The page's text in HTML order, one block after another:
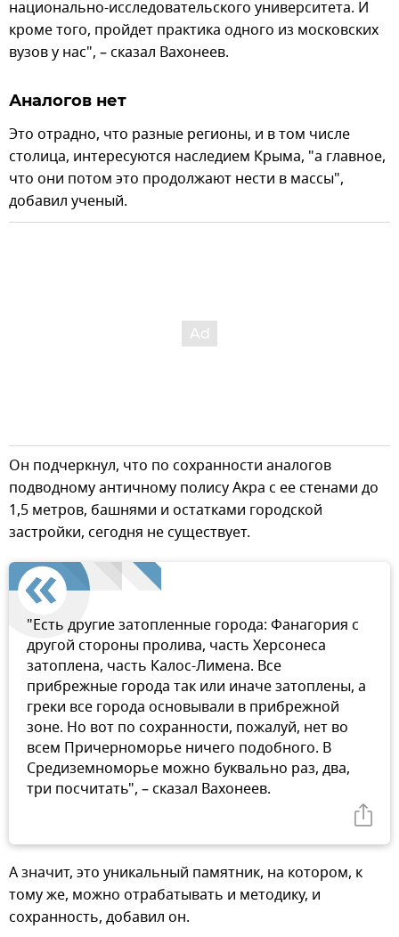
национально-исследовательского университета. И
кроме того, пройдет практика одного из московских
вузов у нас", – сказал Вахонеев.
Аналогов нет
Это отрадно, что разные регионы, и в том числе
столица, интересуются наследием Крыма, "а главное,
что они потом это продолжают нести в массы",
добавил ученый.
Он подчеркнул, что по сохранности аналогов
подводному античному полису Акра с ее стенами до
1,5 метров, башнями и остатками городской
застройки, сегодня не существует.
"Есть другие затопленные города: Фанагория с
другой стороны пролива, часть Херсонеса
затоплена, часть Калос-Лимена. Все
прибрежные города так или иначе затоплены, а
греки все города основывали в прибрежной
зоне. Но вот по сохранности, пожалуй, нет во
всем Причерноморье ничего подобного. В
Средиземноморье можно буквально раз, два,
три посчитать", – сказал Вахонеев.
А значит, это уникальный памятник, на котором, к
тому же, можно отрабатывать и методику, и
сохранность, добавил он.